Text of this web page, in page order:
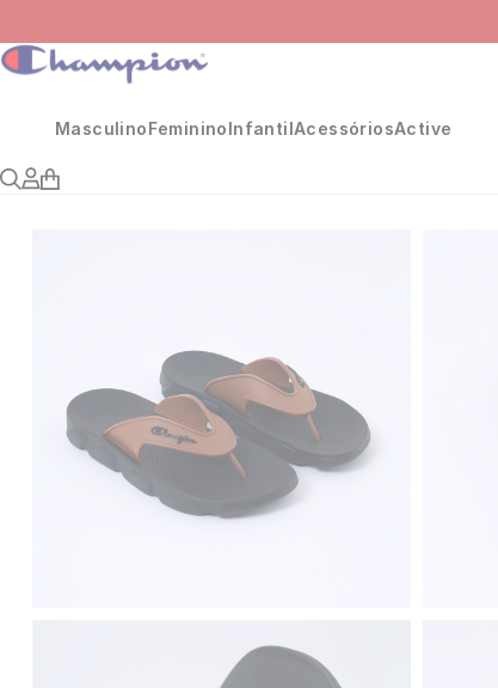
MasculinoFemininoInfantilAcessóriosActive